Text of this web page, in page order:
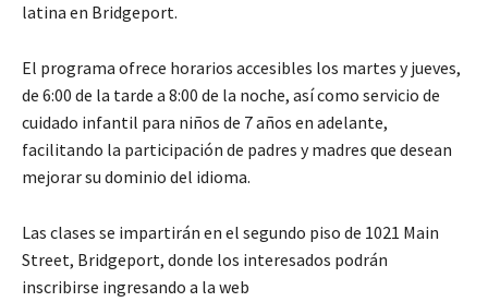
latina en Bridgeport.
El programa ofrece horarios accesibles los martes y jueves,
de 6:00 de la tarde a 8:00 de la noche, así como servicio de
cuidado infantil para niños de 7 años en adelante,
facilitando la participación de padres y madres que desean
mejorar su dominio del idioma.
Las clases se impartirán en el segundo piso de 1021 Main
Street, Bridgeport, donde los interesados podrán
inscribirse ingresando a la web